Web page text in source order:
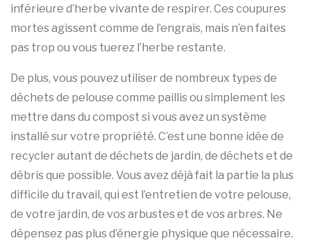
inférieure d’herbe vivante de respirer. Ces coupures
mortes agissent comme de l’engrais, mais n’en faites
pas trop ou vous tuerez l’herbe restante.
De plus, vous pouvez utiliser de nombreux types de
déchets de pelouse comme paillis ou simplement les
mettre dans du compost si vous avez un système
installé sur votre propriété. C’est une bonne idée de
recycler autant de déchets de jardin, de déchets et de
débris que possible. Vous avez déjà fait la partie la plus
difficile du travail, qui est l’entretien de votre pelouse,
de votre jardin, de vos arbustes et de vos arbres. Ne
dépensez pas plus d’énergie physique que nécessaire.